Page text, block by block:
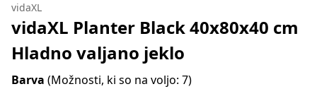
vidaXL
vidaXL Planter Black 40x80x40 cm
Hladno valjano jeklo
Barva (Možnosti, ki so na voljo: 7)